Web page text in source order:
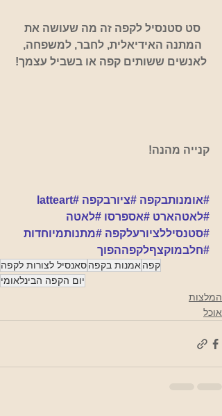
סט סטנסיל לקפה זה מה שעושה את
המתנה האידיאלית, לחבר, למשפחה,
לאנשים ששותים קפה או בשביל עצמך!
קנייה מהנה!
#אומנותבקפה #ציורבקפה #latteart
#לאטהארט #אספרסו #לאטה
#סטנסיללציורעלקפה #מתנותמיוחדות
#חלבמוקצףלקפההפוך
קפהאמנות בקפהסאנסיל לצורות לקפה
יום הקפה הבינלאומי
המלצות
אוכל